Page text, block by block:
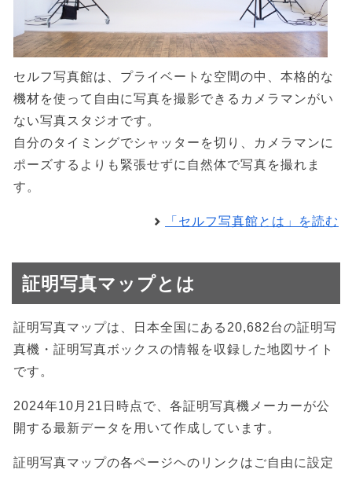
セルフ写真館は、プライベートな空間の中、本格的な
機材を使って自由に写真を撮影できるカメラマンがい
ない写真スタジオです。
自分のタイミングでシャッターを切り、カメラマンに
ポーズするよりも緊張せずに自然体で写真を撮れま
す。
「セルフ写真館とは」を読む
証明写真マップとは
証明写真マップは、日本全国にある20,682台の証明写
真機・証明写真ボックスの情報を収録した地図サイト
です。
2024年10月21日時点で、各証明写真機メーカーが公
開する最新データを用いて作成しています。
証明写真マップの各ページヘのリンクはご自由に設定